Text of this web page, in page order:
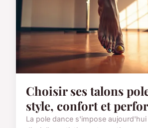
Choisir ses talons
style, confort et
La pole dance s'impose